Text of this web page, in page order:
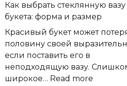
яєць
складне
Как выбрать стеклянную
букета: форма и размер
Красивый букет может
половину своей
если поставить его в
неподходящую вазу.
широкое… Read more